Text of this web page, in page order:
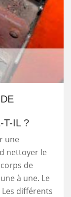
T-IL ?
une
nettoyer le
de
à une. Le
différents